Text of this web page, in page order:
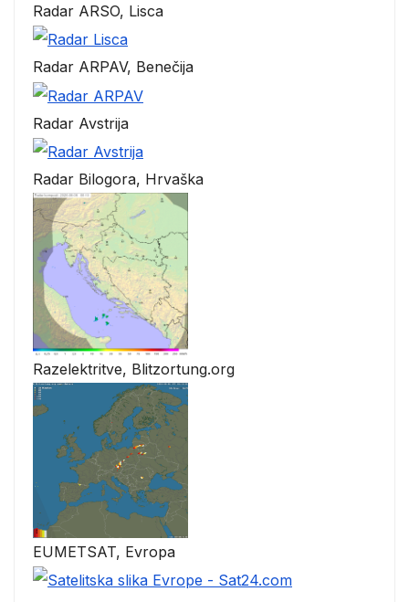
Radar ARSO, Lisca
Radar ARPAV, Benečija
Radar Avstrija
Radar Bilogora, Hrvaška
Razelektritve, Blitzortung.org
EUMETSAT, Evropa